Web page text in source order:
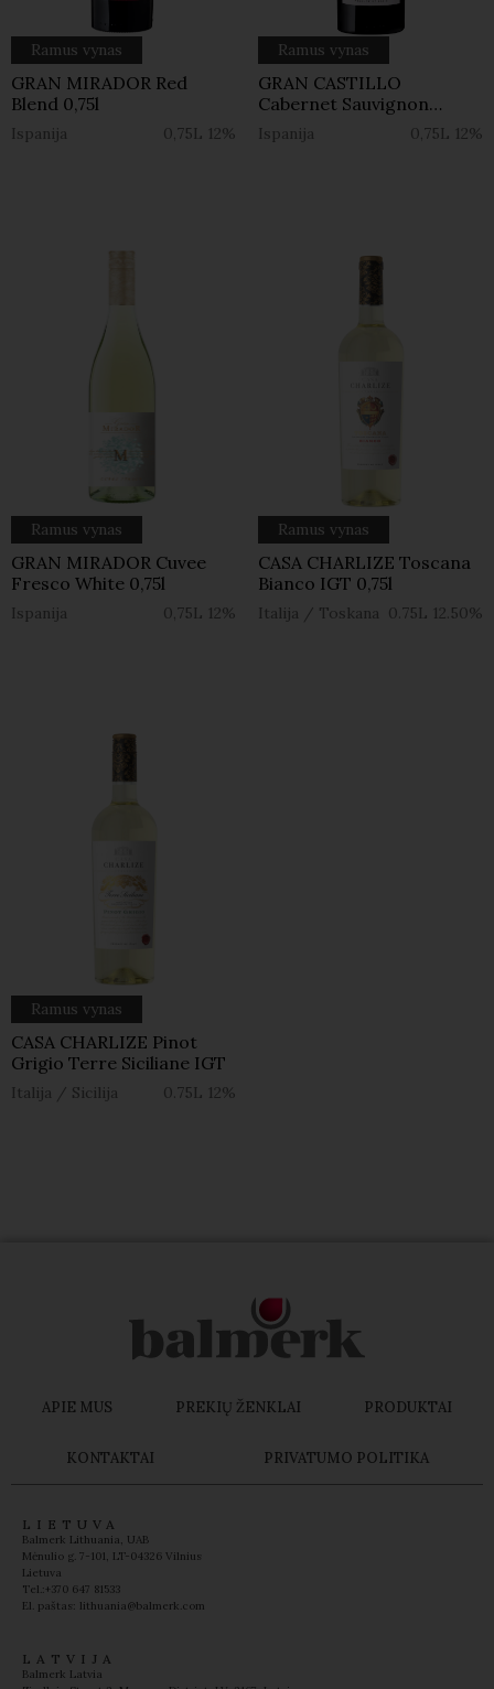
Ramus vynas
GRAN MIRADOR Red
Blend 0,75l
Ispanija 0,75L 12%
Ramus vynas
GRAN CASTILLO
Cabernet Sauvignon
Medium Sweet 0,75l
Ispanija 0,75L 12%
Ramus vynas
GRAN MIRADOR Cuvee
Fresco White 0,75l
Ispanija 0,75L 12%
Ramus vynas
CASA CHARLIZE Toscana
Bianco IGT 0,75l
Italija / Toskana 0.75L 12.50%
Ramus vynas
CASA CHARLIZE Pinot
Grigio Terre Siciliane IGT
Italija / Sicilija 0.75L 12%
APIE MUS PREKIŲ ŽENKLAI PRODUKTAI
KONTAKTAI PRIVATUMO POLITIKA
LIETUVA
Balmerk Lithuania, UAB
Mėnulio g. 7-101, LT-04326 Vilnius
Lietuva
Tel.:+370 647 81533
El. paštas: lithuania@balmerk.com
LATVIJA
Balmerk Latvia